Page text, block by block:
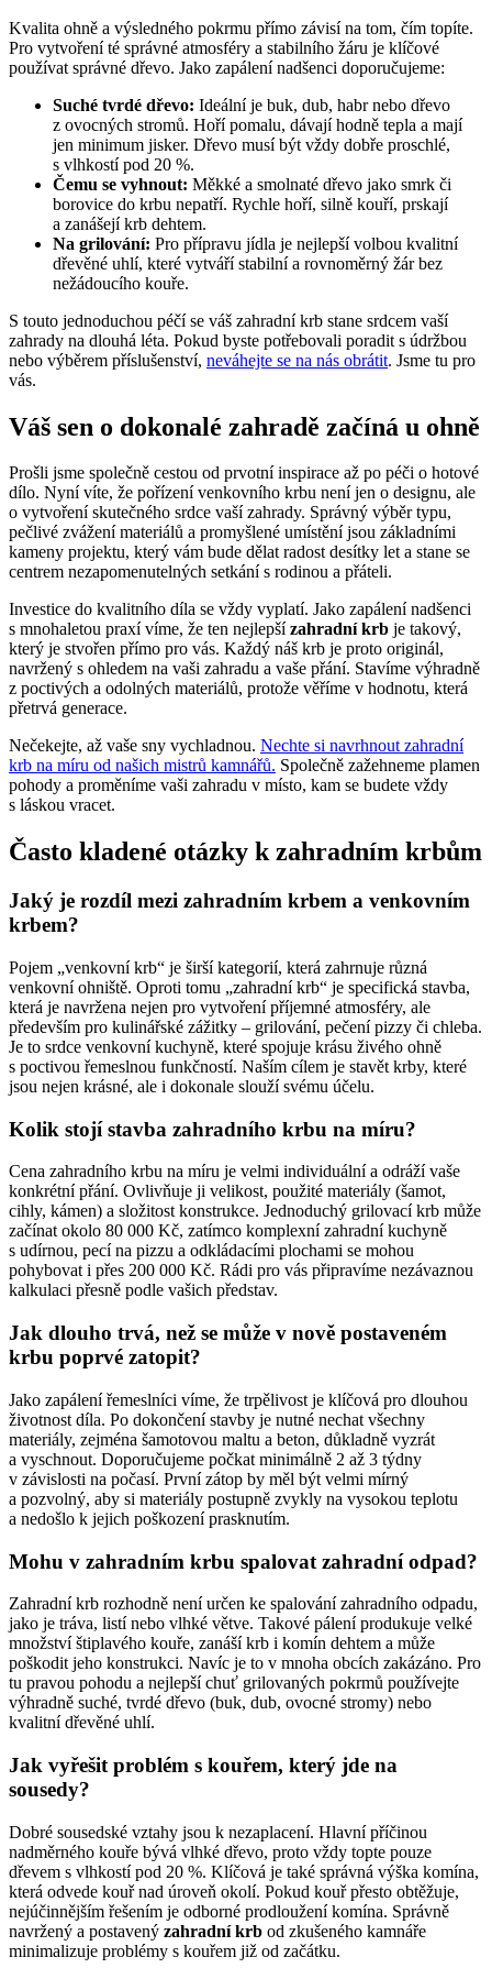
Kvalita ohně a výsledného pokrmu přímo závisí na tom, čím topíte.
Pro vytvoření té správné atmosféry a stabilního žáru je klíčové
používat správné dřevo. Jako zapálení nadšenci doporučujeme:
Suché tvrdé dřevo: Ideální je buk, dub, habr nebo dřevo
z ovocných stromů. Hoří pomalu, dávají hodně tepla a mají
jen minimum jisker. Dřevo musí být vždy dobře proschlé,
s vlhkostí pod 20 %.
Čemu se vyhnout: Měkké a smolnaté dřevo jako smrk či
borovice do krbu nepatří. Rychle hoří, silně kouří, prskají
a zanášejí krb dehtem.
Na grilování: Pro přípravu jídla je nejlepší volbou kvalitní
dřevěné uhlí, které vytváří stabilní a rovnoměrný žár bez
nežádoucího kouře.
S touto jednoduchou péčí se váš zahradní krb stane srdcem vaší
zahrady na dlouhá léta. Pokud byste potřebovali poradit s údržbou
nebo výběrem příslušenství, neváhejte se na nás obrátit. Jsme tu pro
vás.
Váš sen o dokonalé zahradě začíná u ohně
Prošli jsme společně cestou od prvotní inspirace až po péči o hotové
dílo. Nyní víte, že pořízení venkovního krbu není jen o designu, ale
o vytvoření skutečného srdce vaší zahrady. Správný výběr typu,
pečlivé zvážení materiálů a promyšlené umístění jsou základními
kameny projektu, který vám bude dělat radost desítky let a stane se
centrem nezapomenutelných setkání s rodinou a přáteli.
Investice do kvalitního díla se vždy vyplatí. Jako zapálení nadšenci
s mnohaletou praxí víme, že ten nejlepšízahradní krb je takový,
který je stvořen přímo pro vás. Každý náš krb je proto originál,
navržený s ohledem na vaši zahradu a vaše přání. Stavíme výhradně
z poctivých a odolných materiálů, protože věříme v hodnotu, která
přetrvá generace.
Nečekejte, až vaše sny vychladnou. Nechte si navrhnout zahradní
krb na míru od našich mistrů kamnářů. Společně zažehneme plamen
pohody a proměníme vaši zahradu v místo, kam se budete vždy
s láskou vracet.
Často kladené otázky k zahradním krbům
Jaký je rozdíl mezi zahradním krbem a venkovním
krbem?
Pojem „venkovní krb“ je širší kategorií, která zahrnuje různá
venkovní ohniště. Oproti tomu „zahradní krb“ je specifická stavba,
která je navržena nejen pro vytvoření příjemné atmosféry, ale
především pro kulinářské zážitky – grilování, pečení pizzy či chleba.
Je to srdce venkovní kuchyně, které spojuje krásu živého ohně
s poctivou řemeslnou funkčností. Naším cílem je stavět krby, které
jsou nejen krásné, ale i dokonale slouží svému účelu.
Kolik stojí stavba zahradního krbu na míru?
Cena zahradního krbu na míru je velmi individuální a odráží vaše
konkrétní přání. Ovlivňuje ji velikost, použité materiály (šamot,
cihly, kámen) a složitost konstrukce. Jednoduchý grilovací krb může
začínat okolo 80 000 Kč, zatímco komplexní zahradní kuchyně
s udírnou, pecí na pizzu a odkládacími plochami se mohou
pohybovat i přes 200 000 Kč. Rádi pro vás připravíme nezávaznou
kalkulaci přesně podle vašich představ.
Jak dlouho trvá, než se může v nově postaveném
krbu poprvé zatopit?
Jako zapálení řemeslníci víme, že trpělivost je klíčová pro dlouhou
životnost díla. Po dokončení stavby je nutné nechat všechny
materiály, zejména šamotovou maltu a beton, důkladně vyzrát
a vyschnout. Doporučujeme počkat minimálně 2 až 3 týdny
v závislosti na počasí. První zátop by měl být velmi mírný
a pozvolný, aby si materiály postupně zvykly na vysokou teplotu
a nedošlo k jejich poškození prasknutím.
Mohu v zahradním krbu spalovat zahradní odpad?
Zahradní krb rozhodně není určen ke spalování zahradního odpadu,
jako je tráva, listí nebo vlhké větve. Takové pálení produkuje velké
množství štiplavého kouře, zanáší krb i komín dehtem a může
poškodit jeho konstrukci. Navíc je to v mnoha obcích zakázáno. Pro
tu pravou pohodu a nejlepší chuť grilovaných pokrmů používejte
výhradně suché, tvrdé dřevo (buk, dub, ovocné stromy) nebo
kvalitní dřevěné uhlí.
Jak vyřešit problém s kouřem, který jde na
sousedy?
Dobré sousedské vztahy jsou k nezaplacení. Hlavní příčinou
nadměrného kouře bývá vlhké dřevo, proto vždy topte pouze
dřevem s vlhkostí pod 20 %. Klíčová je také správná výška komína,
která odvede kouř nad úroveň okolí. Pokud kouř přesto obtěžuje,
nejúčinnějším řešením je odborné prodloužení komína. Správně
navržený a postavený zahradní krb od zkušeného kamnáře
minimalizuje problémy s kouřem již od začátku.